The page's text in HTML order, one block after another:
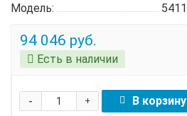
Модель:
5411
94 046 руб.
Есть в наличии
+
- В корзину